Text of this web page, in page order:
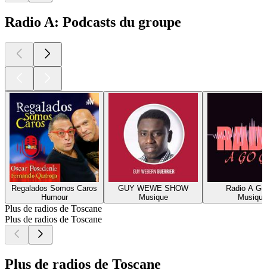
Radio A: Podcasts du groupe
Regalados Somos Caros
Humour
GUY WEWE SHOW
Musique
Radio A
Musique
Plus de radios de Toscane
Plus de radios de Toscane
Plus de radios de Toscane